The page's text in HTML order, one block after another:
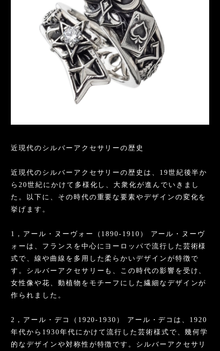
近現代のシルバーアクセサリーの歴史
近現代のシルバーアクセサリーの歴史は、19世紀後半か
ら20世紀にかけて多様化し、大衆化が進んでいきまし
た。以下に、その時代の重要な要素やデザインの変化を
挙げます。
1，アール・ヌーヴォー（1890-1910） アール・ヌーヴ
ォーは、フランスを中心にヨーロッパで流行した芸術様
式で、線や曲線を多用した柔らかいデザインが特徴で
す。シルバーアクセサリーも、この時代の影響を受け、
女性像や花、動植物をモチーフにした繊細なデザインが
作られました。
2，アール・デコ（1920-1930） アール・デコは、1920
年代から1930年代にかけて流行した芸術様式で、幾何学
的なデザインや対称性が特徴です。シルバーアクセサリ